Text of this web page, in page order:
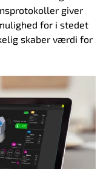
giver
for i stedet
skaber værdi for